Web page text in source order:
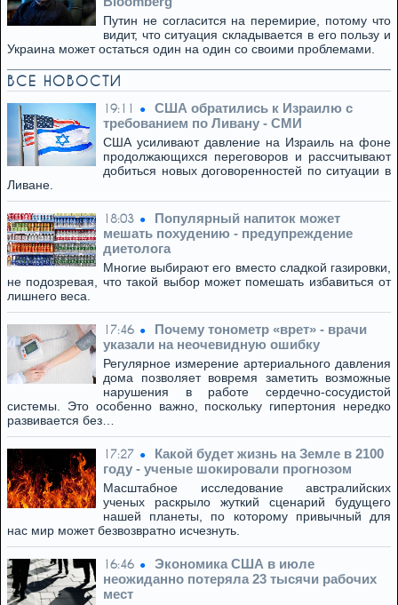
Путин не согласится на перемирие, потому что
видит, что ситуация складывается в его пользу и
Украина может остаться один на один со своими проблемами.
ВСЕ НОВОСТИ
19:11
США обратились к Израилю с
требованием по Ливану - СМИ
США усиливают давление на Израиль на фоне
продолжающихся переговоров и рассчитывают
добиться новых договоренностей по ситуации в
Ливане.
18:03
Популярный напиток может
мешать похудению - предупреждение
диетолога
Многие выбирают его вместо сладкой газировки,
не подозревая, что такой выбор может помешать избавиться от
лишнего веса.
17:46
Почему тонометр «врет» - врачи
указали на неочевидную ошибку
Регулярное измерение артериального давления
дома позволяет вовремя заметить возможные
нарушения в работе сердечно-сосудистой
системы. Это особенно важно, поскольку гипертония нередко
развивается без…
17:27
Какой будет жизнь на Земле в 2100
году - ученые шокировали прогнозом
Масштабное исследование австралийских
ученых раскрыло жуткий сценарий будущего
нашей планеты, по которому привычный для
нас мир может безвозвратно исчезнуть.
16:46
Экономика США в июле
неожиданно потеряла 23 тысячи рабочих
мест